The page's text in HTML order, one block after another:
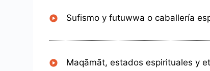
Sufismo y futuwwa o caballería
Maqāmāt, estados espirituales y